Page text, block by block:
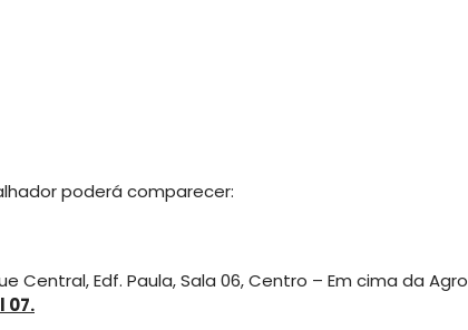
poderá comparecer:
Central, Edf. Paula, Sala 06, Centro – Em cima da Agro
07.